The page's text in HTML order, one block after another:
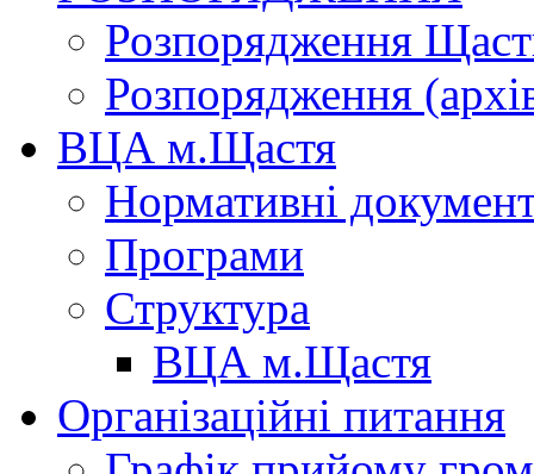
Розпорядження
Розпорядження
ВЦА м.Щастя
Нормативні
Програми
Структура
ВЦА м.Щастя
Організаційні питання